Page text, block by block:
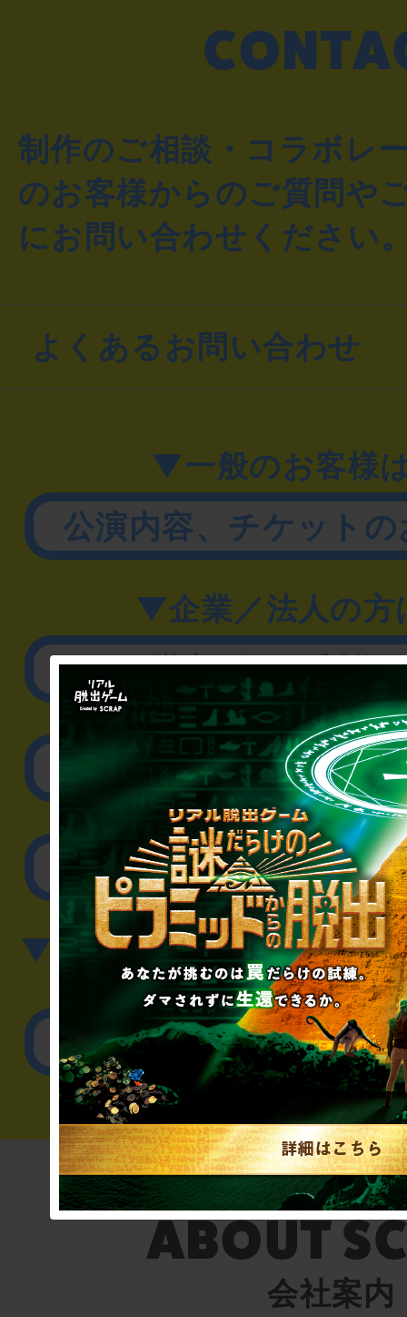
制作のご相談・コラボレ
のお客様からのご質問や
にお問い合わせください
よくあるお問い合わせ
▼一般のお客様
公演内容、チケット
▼企業／法人の方
リアル脱出ゲーム制作
取材に関するお
その他のご相談／
▼英語、中国語でのお問
English／
会社案内